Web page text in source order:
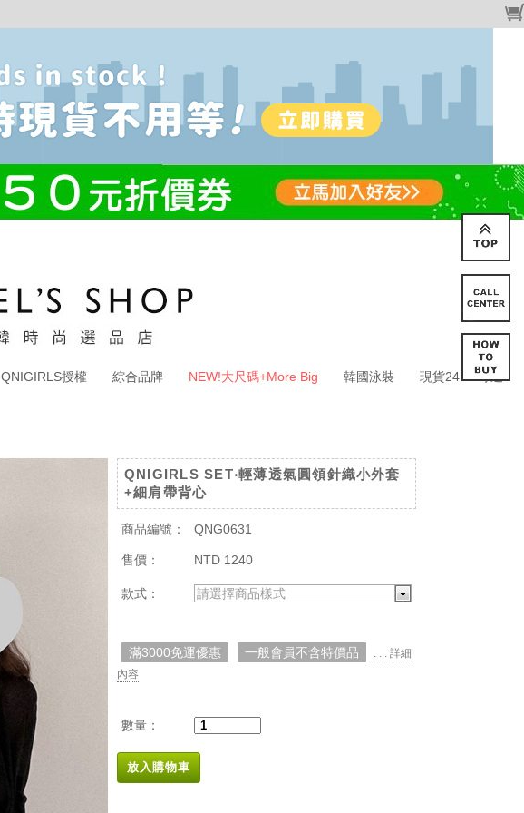
QNIGIRLS授權 綜合品牌 NEW!大尺碼+More Big 韓國泳裝 現貨24HR寄送
QNIGIRLS SET‧輕薄透氣圓領針織小外套
+細肩帶背心
商品編號： QNG0631
售價： NTD 1240
款式： 請選擇商品樣式
滿3000免運優惠 一般會員不含特價品
. . . 詳細
內容
數量：
放入購物車